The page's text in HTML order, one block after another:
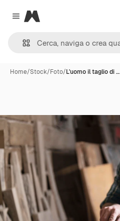
Close menu
Magnific
Home/Stock/Foto/L'uomo il taglio di …